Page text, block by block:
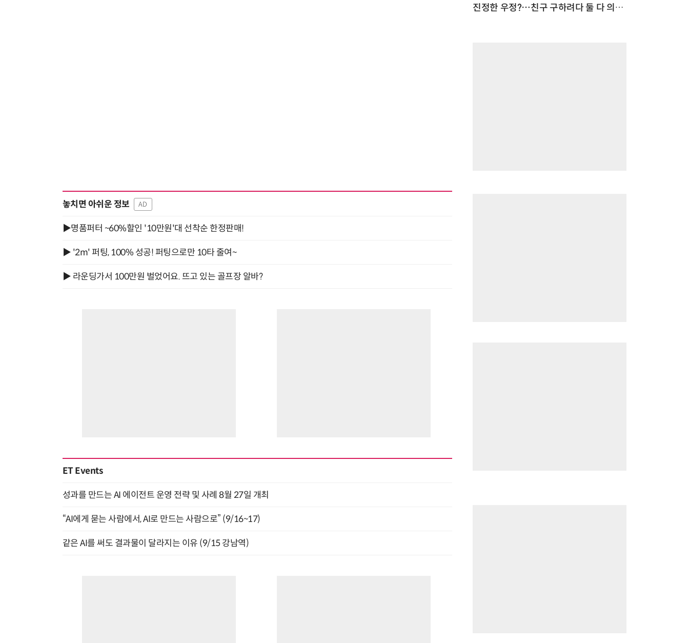
놓치면 아쉬운 정보 AD
▶명품퍼터 ~60%할인 '10만원'대 선착순 한정판매!
▶ '2m' 퍼팅, 100% 성공! 퍼팅으로만 10타 줄여~
▶ 라운딩가서 100만원 벌었어요. 뜨고 있는 골프장 알바?
ET Events
성과를 만드는 AI 에이전트 운영 전략 및 사례 8월 27일 개최
“AI에게 묻는 사람에서, AI로 만드는 사람으로” (9/16~17)
같은 AI를 써도 결과물이 달라지는 이유 (9/15 강남역)
진정한 우정?…친구 구하려다 둘 다 의자 틈에 목이 낀 순간